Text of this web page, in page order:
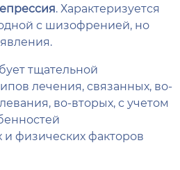
. Характеризуется
с шизофренией, но
тщательной
лечения, связанных, во-
во-вторых, с учетом
физических факторов